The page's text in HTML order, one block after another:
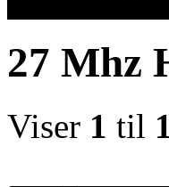
27 Mhz
Viser 1 til